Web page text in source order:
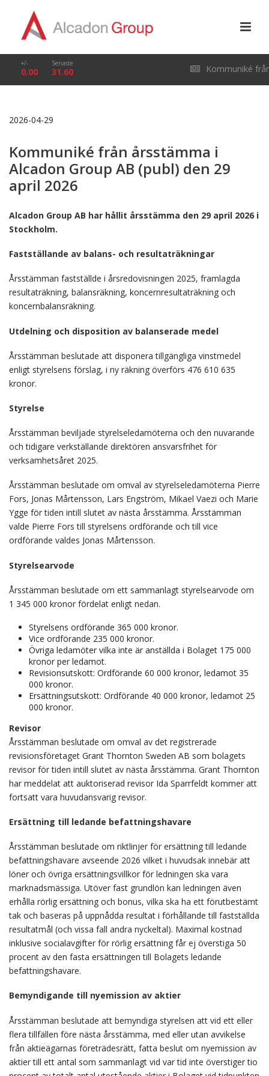
+/-
0.00
Senaste
31.60 Kommuniké
29 april 2026
2026-04-29
Kommuniké från årsstämma i
Alcadon Group AB (publ) den 29
april 2026
Alcadon Group AB har hållit årsstämma den 29 april 2026 i
Stockholm.
Fastställande av balans- och resultaträkningar
Årsstämman fastställde i årsredovisningen 2025, framlagda
resultaträkning, balansräkning, koncernresultaträkning och
koncernbalansräkning.
Utdelning och disposition av balanserade medel
Årsstämman beslutade att disponera tillgängliga vinstmedel
enligt styrelsens förslag, i ny räkning överförs 476 610 635
kronor.
Styrelse
Årsstämman beviljade styrelseledamöterna och den nuvarande
och tidigare verkställande direktören ansvarsfrihet för
verksamhetsåret 2025.
Årsstämman beslutade om omval av styrelseledamöterna Pierre
Fors, Jonas Mårtensson, Lars Engström, Mikael Vaezi och Marie
Ygge för tiden intill slutet av nästa årsstämma. Årsstämman
valde Pierre Fors till styrelsens ordförande och till vice
ordförande valdes Jonas Mårtensson.
Styrelsearvode
Årsstämman beslutade om ett sammanlagt styrelsearvode om
1 345 000 kronor fördelat enligt nedan.
Styrelsens ordförande 365 000 kronor.
Vice ordförande 235 000 kronor.
Övriga ledamöter vilka inte är anställda i Bolaget 175 000
kronor per ledamot.
Revisionsutskott: Ordförande 60 000 kronor, ledamot 35
000 kronor.
Ersättningsutskott: Ordförande 40 000 kronor, ledamot 25
000 kronor.
Revisor
Årsstämman beslutade om omval av det registrerade
revisionsföretaget Grant Thornton Sweden AB som bolagets
revisor för tiden intill slutet av nästa årsstämma. Grant Thornton
har meddelat att auktoriserad revisor Ida Sparrfeldt kommer att
fortsatt vara huvudansvarig revisor.
Ersättning till ledande befattningshavare
Årsstämman beslutade om riktlinjer för ersättning till ledande
befattningshavare avseende 2026 vilket i huvudsak innebär att
löner och övriga ersättningsvillkor för ledningen ska vara
marknadsmässiga. Utöver fast grundlön kan ledningen även
erhålla rörlig ersättning och bonus, vilka ska ha ett förutbestämt
tak och baseras på uppnådda resultat i förhållande till fastställda
resultatmål (och vissa fall andra nyckeltal). Maximal kostnad
inklusive socialavgifter för rörlig ersättning får ej överstiga 50
procent av den fasta ersättningen till Bolagets ledande
befattningshavare.
Bemyndigande till nyemission av aktier
Årsstämman beslutade att bemyndiga styrelsen att vid ett eller
flera tillfällen före nästa årsstämma, med eller utan avvikelse
från aktieägarnas företrädesrätt, fatta beslut om nyemission av
aktier till ett antal som sammanlagt vid var tid inte överstiger tio